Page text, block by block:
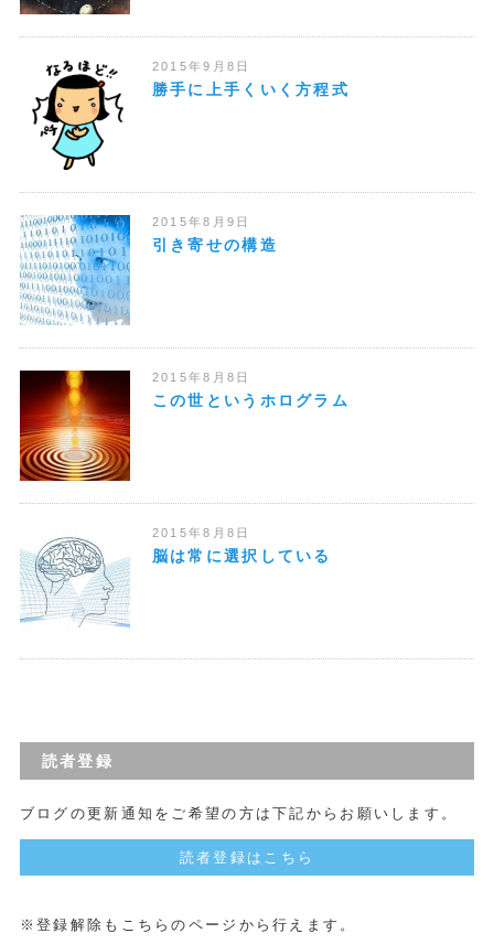
2015年9月8日
勝手に上手くいく方程式
2015年8月9日
引き寄せの構造
2015年8月8日
この世というホログラム
2015年8月8日
脳は常に選択している
読者登録
ブログの更新通知をご希望の方は下記からお願いします。
読者登録はこちら
※登録解除もこちらのページから行えます。